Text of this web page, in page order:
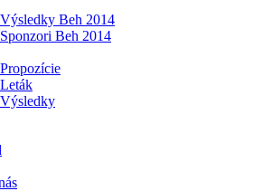
Výsledky Beh 2014
Sponzori Beh 2014
Propozície
Leták
Výsledky